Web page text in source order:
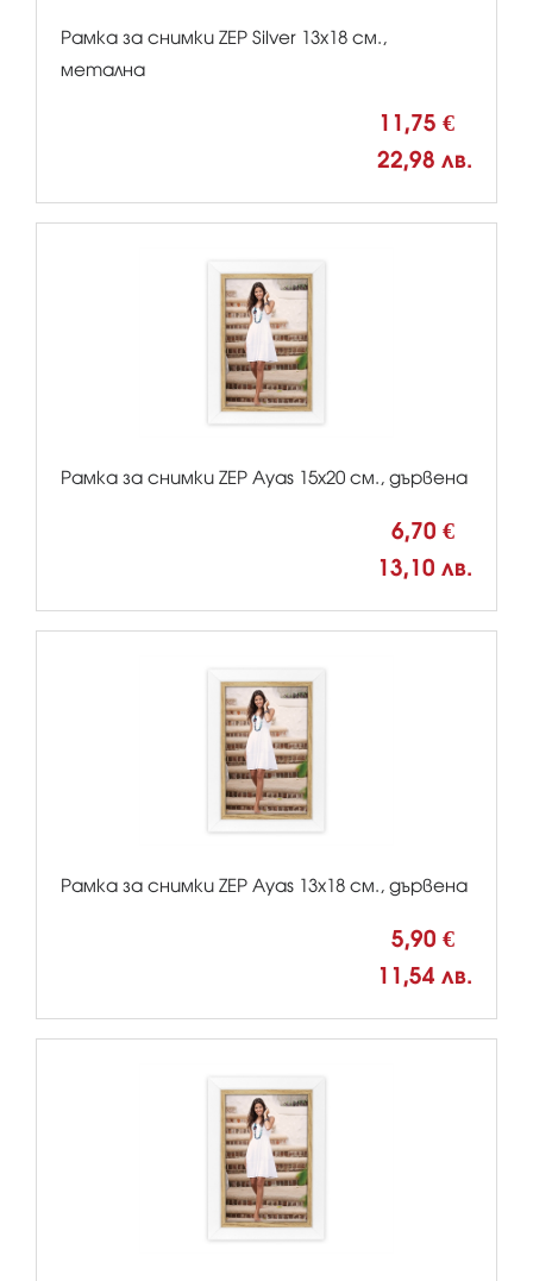
Рамка за снимки ZEP Silver 13x18 см.,
метална
11,75 €
22,98 лв.
Рамка за снимки ZEP Ayas 15x20 см., дървена
6,70 €
13,10 лв.
Рамка за снимки ZEP Ayas 13x18 см., дървена
5,90 €
11,54 лв.